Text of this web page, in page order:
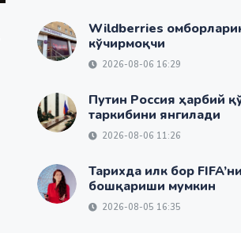
Wildberries
кўчирмоқчи
2026-08-06 16:29
Путин Россия ҳарбий
таркибини янгилади
2026-08-06 11:26
Тарихда илк бор
бошқариши мумкин
2026-08-05 16:35